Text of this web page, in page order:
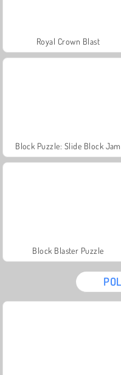
Royal Crown Blast
Block Puzzle: Slide Block Jam
Block Blaster Puzzle